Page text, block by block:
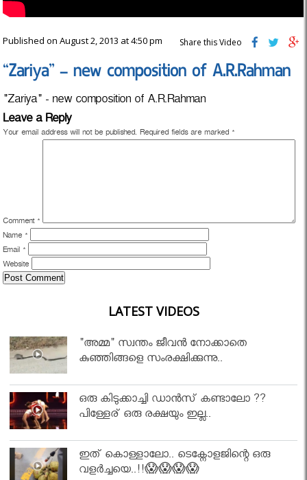
Published on August 2, 2013 at 4:50 pm Share this Video
“Zariya” – new composition of A.R.Rahman
"Zariya" - new composition of A.R.Rahman
Leave a Reply
Your email address will not be published. Required fields are marked *
Comment *
Name *
Email *
Website
LATEST VIDEOS
"അമ്മ" സ്വന്തം ജീവൻ നോക്കാതെ
കുഞ്ഞിങ്ങളെ സംരക്ഷിക്കുന്നു..
ഒരു കിടുക്കാച്ചി ഡാൻസ് കണ്ടാലോ ??
പിള്ളേര് ഒരു രക്ഷയും ഇല്ല..
ഇത് കൊള്ളാലോ.. ടെക്നോളജിന്റെ ഒരു
വളർച്ചയെ..!!😱😱😱😱